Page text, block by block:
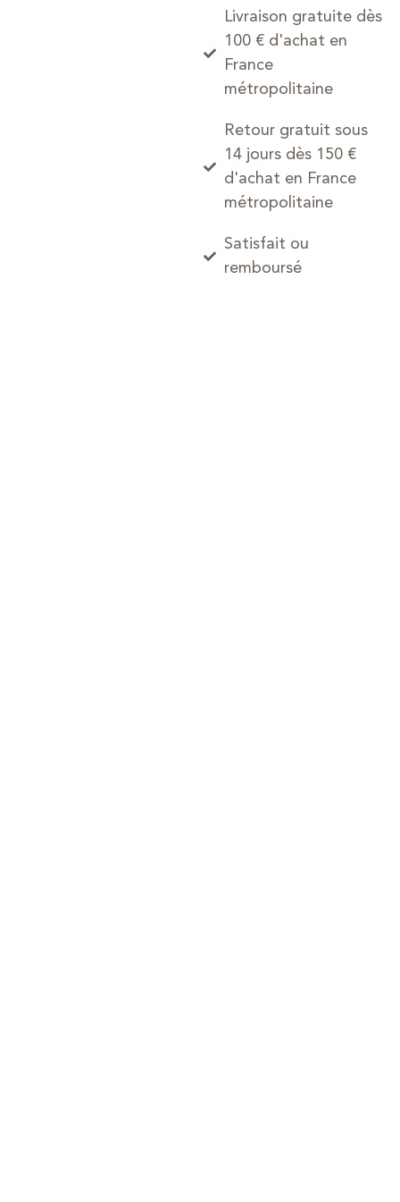
Livraison gratuite dès
100 € d'achat en
France
métropolitaine
Retour gratuit sous
14 jours dès 150 €
d'achat en France
métropolitaine
Satisfait ou
remboursé